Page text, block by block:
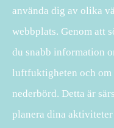
använda dig av olika
webbplats. Genom att
du snabb information
luftfuktigheten och om
nederbörd. Detta är
planera dina